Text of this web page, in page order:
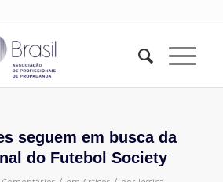
seguem em busca da
do Futebol Society